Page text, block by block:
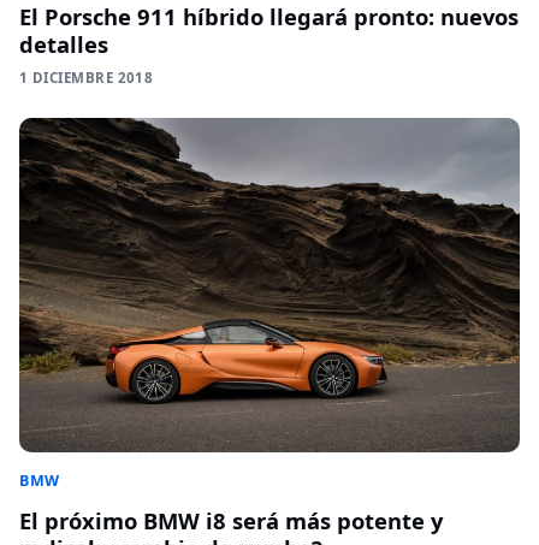
El Porsche 911 híbrido llegará pronto: nuevos
detalles
1 DICIEMBRE 2018
BMW
El próximo BMW i8 será más potente y